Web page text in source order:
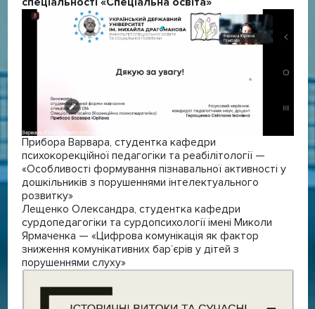
Прибора Варвара, студентка кафедри
психокорекційної педагогіки та реабілітології —
«Особливості формування пізнавальної активності у
дошкільників з порушеннями інтелектуального
розвитку»
Лещенко Олександра, студентка кафедри
сурдопедагогіки та сурдопсихології імені Миколи
Ярмаченка — «Цифрова комунікація як фактор
зниження комунікативних бар’єрів у дітей з
порушеннями слуху»